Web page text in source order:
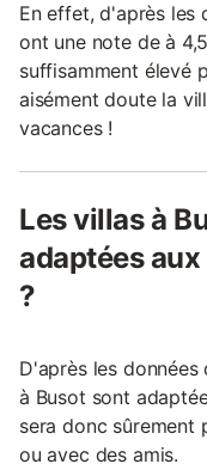
En effet, d'après les
ont une note de à
suffisamment élevé
aisément doute la
vacances !
Les villas à
adaptées
?
D'après les données
à Busot sont
sera donc sûrement
ou avec des amis.